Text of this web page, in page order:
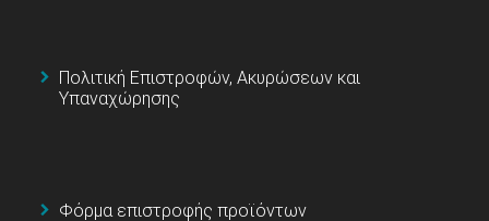
Πολιτική Επιστροφών, Ακυρώσεων και
Υπαναχώρησης
Φόρμα επιστροφής προϊόντων